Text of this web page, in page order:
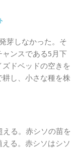
芽しなかった。そ
ンスである5月下
ドベッドの空きを
し、小さな種を株
る。赤シソの苗を
る。赤シソはシソ